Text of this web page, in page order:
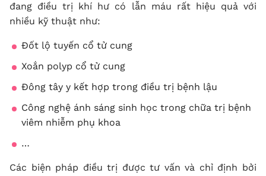
đang điều trị khí hư có lẫn máu rất hiệu quả với
nhiều kỹ thuật như:
Đốt lộ tuyến cổ tử cung
Xoắn polyp cổ tử cung
Đông tây y kết hợp trong điều trị bệnh lậu
Công nghệ ánh sáng sinh học trong chữa trị bệnh
viêm nhiễm phụ khoa
…
Các biện pháp điều trị được tư vấn và chỉ định bởi